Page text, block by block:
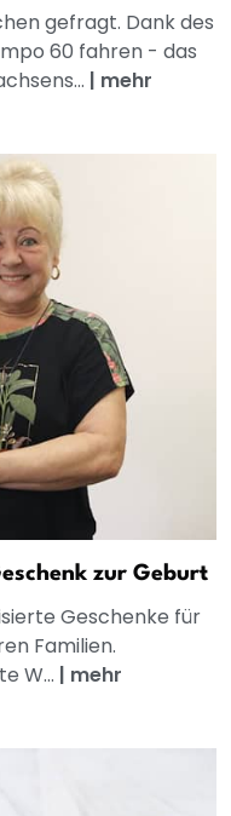
gefragt. Dank des
60 fahren - das
| mehr
zur Geburt
Geschenke für
Familien.
W... | mehr